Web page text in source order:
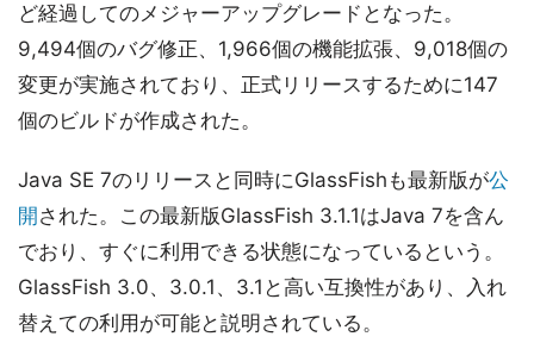
ど経過してのメジャーアップグレードとなった。
9,494個のバグ修正、1,966個の機能拡張、9,018個の
変更が実施されており、正式リリースするために147
個のビルドが作成された。
Java SE 7のリリースと同時にGlassFishも最新版が公
開 された。この最新版GlassFish 3.1.1はJava 7を含ん
でおり、すぐに利用できる状態になっているという。
GlassFish 3.0、3.0.1、3.1と高い互換性があり、入れ
替えての利用が可能と説明されている。